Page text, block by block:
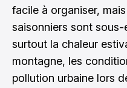
facile à organiser,
saisonniers sont
surtout la chaleur
montagne, les
pollution urbaine lors